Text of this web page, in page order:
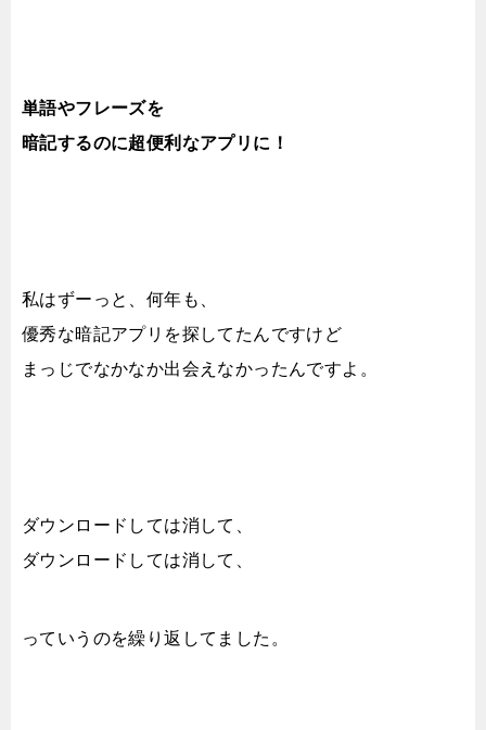
単語やフレーズを
暗記するのに超便利なアプリに！
私はずーっと、何年も、
優秀な暗記アプリを探してたんですけど
まっじでなかなか出会えなかったんですよ。
ダウンロードしては消して、
ダウンロードしては消して、
っていうのを繰り返してました。